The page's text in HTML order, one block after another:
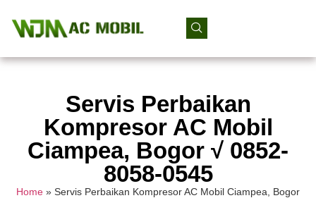
Servis Perbaikan
Kompresor AC Mobil
Ciampea, Bogor √ 0852-
8058-0545
Home » Servis Perbaikan Kompresor AC Mobil Ciampea, Bogor